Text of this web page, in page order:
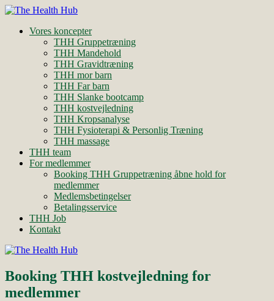
Vores koncepter
THH Gruppetræning
THH Mandehold
THH Gravidtræning
THH mor barn
THH Far barn
THH Slanke bootcamp
THH kostvejledning
THH Kropsanalyse
THH Fysioterapi & Personlig Træning
THH massage
THH team
For medlemmer
Booking THH Gruppetræning åbne hold for
medlemmer
Medlemsbetingelser
Betalingsservice
THH Job
Kontakt
Booking THH kostvejledning for
medlemmer